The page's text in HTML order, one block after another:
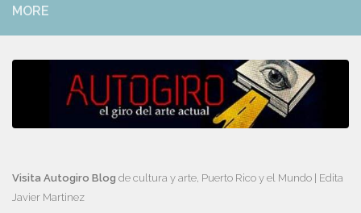
MORE
Visita Autogiro Blog de cultura y arte, Puerto Rico y el Mundo | Edita
Javier Martinez